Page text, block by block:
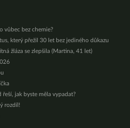
vůbec bez chemie?
který přežil 30 let bez jediného důkazu
žláza se zlepšila (Martina, 41 let)
řeší, jak byste měla vypadat?
rozdíl!